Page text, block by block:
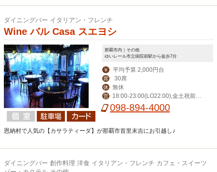
ダイニングバー イタリアン・フレンチ
Wine バル Casa スエヨシ
那覇市内｜その他
ゆいレール市立病院前駅から徒歩7分
￥ 平均予算 2,000円台
席 30席
休 無休
営
18:00-23:00(LO22:00),金土祝前1
8:00-24:00(LO23:00),日11:30-15:00,1
098-894-4000
恩納村で人気の【カサラティーダ】が那覇市首里末吉にお引越し♪
ダイニングバー 創作料理 洋食 イタリアン・フレンチ カフェ・スイーツ